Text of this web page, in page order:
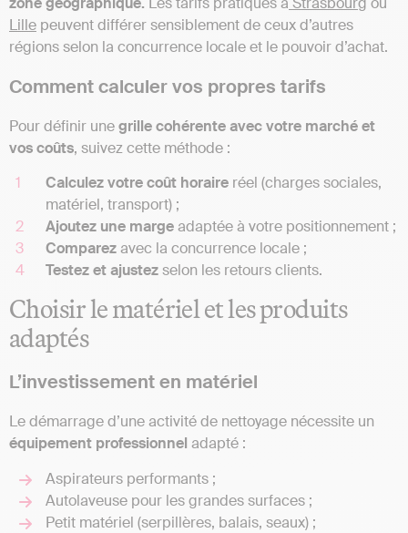
Lille peuvent différer sensiblement de ceux d’autres
régions selon la concurrence locale et le pouvoir d’achat.
Comment calculer vos propres tarifs
Pour définir unegrille cohérente avec votre marché et
vos coûts, suivez cette méthode :
Calculez votre coût horaire réel (charges sociales,
matériel, transport) ;
Ajoutez une margeadaptée à votre positionnement ;
Comparezavec la concurrence locale ;
Testez et ajustezselon les retours clients.
Choisir le matériel et les produits
adaptés
L’investissement en matériel
Le démarrage d’une activité de nettoyage nécessite un
équipement professionnel adapté :
Aspirateurs performants ;
Autolaveuse pour les grandes surfaces ;
Petit matériel (serpillères, balais, seaux) ;